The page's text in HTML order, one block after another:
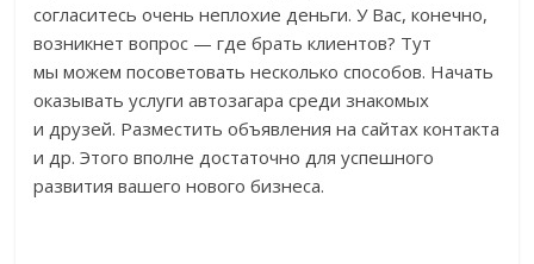
согласитесь очень неплохие деньги. У Вас, конечно,
возникнет вопрос — где брать клиентов? Тут
мы можем посоветовать несколько способов. Начать
оказывать услуги автозагара среди знакомых
и друзей. Разместить объявления на сайтах контакта
и др. Этого вполне достаточно для успешного
развития вашего нового бизнеса.